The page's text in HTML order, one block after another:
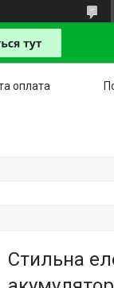
оплата
Стильна